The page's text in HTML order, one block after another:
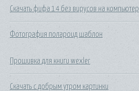
Скачать фифа 14 без вирусов на компьютер
Фотография полароид шаблон
Прошивка для книги wexler
Скачать с добрым утром картинки